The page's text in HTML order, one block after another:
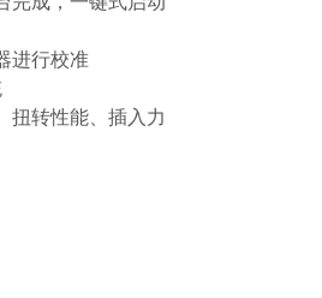
进行校准
扭转性能、插入力